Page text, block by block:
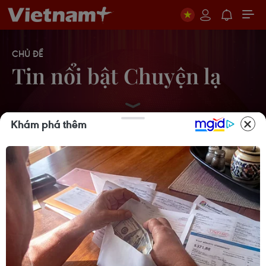
CHỦ ĐỀ
Tin nổi bật Chuyện lạ
Australia phát hiện vàng ở trên gân lá
cây bạch đàn
23/10/2013 04:49
Nhật Bản trình làng robot giúp thu
hoạch dâu tây
Khám phá thêm